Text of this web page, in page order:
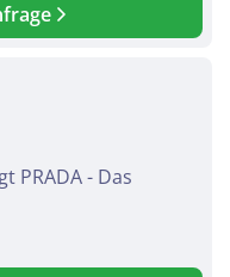
PRADA - Das